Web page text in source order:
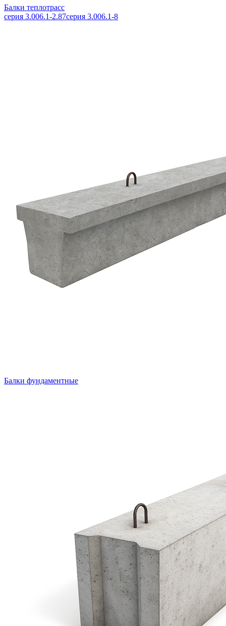
Балки теплотрасс
серия 3.006.1-2.87серия 3.006.1-8
Балки фундаментные